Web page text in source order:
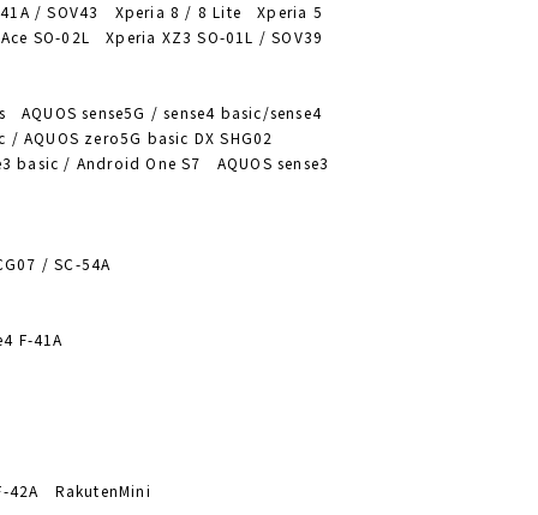
/ SOV43 Xperia 8 / 8 Lite Xperia 5
SO-02L Xperia XZ3 SO-01L / SOV39
AQUOS sense5G / sense4 basic/sense4
AQUOS zero5G basic DX SHG02
basic / Android One S7 AQUOS sense3
/ SC-54A
F-41A
42A RakutenMini